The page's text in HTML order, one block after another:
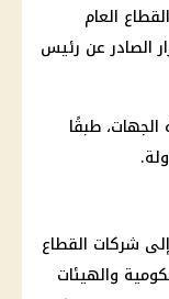
العام
الصادر عن رئيس
الجهات، طبقًا
شركات القطاع
والهيئات